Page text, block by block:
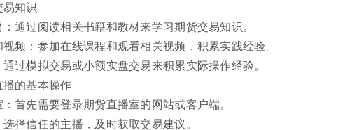
知识
通过阅读相关书籍和教材来学习期货交易知识。
频：参加在线课程和观看相关视频，积累实践经验。
过模拟交易或小额实盘交易来积累实际操作经验。
的基本操作
首先需要登录期货直播室的网站或客户端。
择信任的主播，及时获取交易建议。